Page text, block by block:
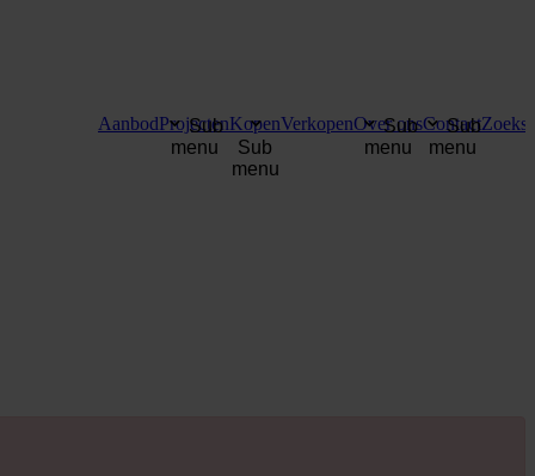
AanbodProjecten
Sub
menu
Kopen
Sub
menu
VerkopenOver ons
Sub
menu
Contact
Sub
menu